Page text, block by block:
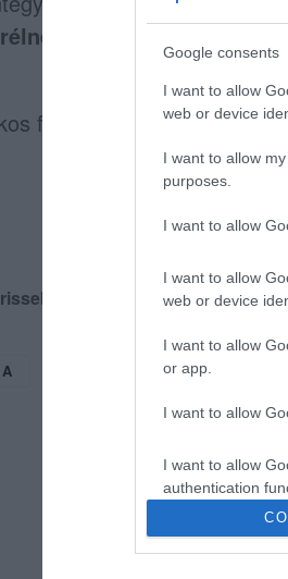
Google consents
I want to allow
web or device
I want to allow
purposes.
I want to allow
I want to allow
web or device
I want to allow
or app.
I want to allow
I want to allow
authentication
, emellett10
facebook
hírekről, kövessen